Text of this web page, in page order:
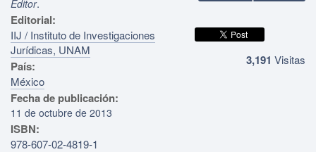
Editor
Editorial:
IIJ / Instituto de Investigaciones
Jurídicas, UNAM
País:
México
Fecha de publicación:
11 de octubre de 2013
ISBN:
978-607-02-4819-1
3,191 Visitas